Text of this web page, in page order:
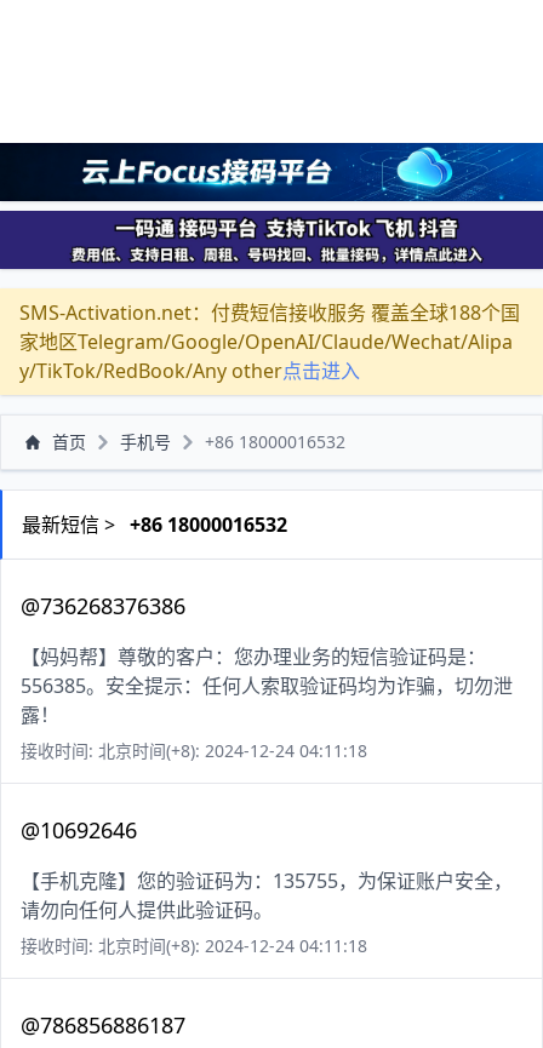
SMS-Activation.net：付费短信接收服务 覆盖全球188个国
家地区Telegram/Google/OpenAI/Claude/Wechat/Alipa
y/TikTok/RedBook/Any other点击进入
首页 手机号 +86 18000016532
最新短信 > +86 18000016532
@736268376386
【妈妈帮】尊敬的客户：您办理业务的短信验证码是：
556385。安全提示：任何人索取验证码均为诈骗，切勿泄
露！
接收时间: 北京时间(+8): 2024-12-24 04:11:18
@10692646
【手机克隆】您的验证码为：135755，为保证账户安全，
请勿向任何人提供此验证码。
接收时间: 北京时间(+8): 2024-12-24 04:11:18
@786856886187